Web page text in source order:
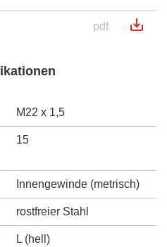
pdf
M22 x 1,5
15
Innengewinde (metrisch)
rostfreier Stahl
L (hell)